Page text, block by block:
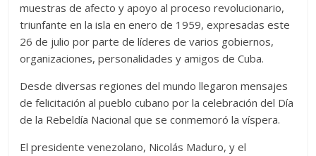
muestras de afecto y apoyo al proceso revolucionario,
triunfante en la isla en enero de 1959, expresadas este
26 de julio por parte de líderes de varios gobiernos,
organizaciones, personalidades y amigos de Cuba.
Desde diversas regiones del mundo llegaron mensajes
de felicitación al pueblo cubano por la celebración del Día
de la Rebeldía Nacional que se conmemoró la víspera.
El presidente venezolano, Nicolás Maduro, y el